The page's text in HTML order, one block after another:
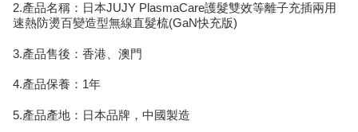
2.產品名稱：日本JUJY PlasmaCare護髮雙效等離子充插兩用
速熱防燙百變造型無線直髮梳(GaN快充版)
3.產品售後：香港、澳門
4.產品保養：1年
5.產品產地：日本品牌，中國製造